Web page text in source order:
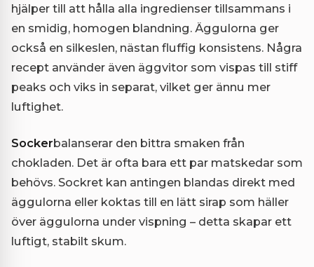
hjälper till att hålla alla ingredienser tillsammans i
en smidig, homogen blandning. Äggulorna ger
också en silkeslen, nästan fluffig konsistens. Några
recept använder även äggvitor som vispas till stiff
peaks och viks in separat, vilket ger ännu mer
luftighet.
Sockerbalanserar den bittra smaken från
chokladen. Det är ofta bara ett par matskedar som
behövs. Sockret kan antingen blandas direkt med
äggulorna eller koktas till en lätt sirap som häller
över äggulorna under vispning – detta skapar ett
luftigt, stabilt skum.